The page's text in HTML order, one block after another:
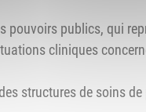
pouvoirs publics, qui
cliniques
structures de soins